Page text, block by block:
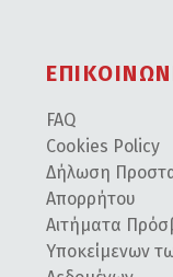
FAQ
Cookies Policy
Δήλωση
Απορρήτου
Αιτήματα
Υποκείμενων